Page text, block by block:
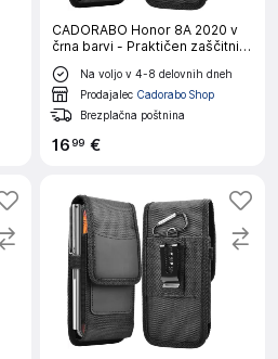
CADORABO Honor 8A 2020 v
črna barvi - Praktičen zaščitni
ovitek s karabinom Ovitek
ovitka z držalom za pisalo
Na voljo v 4-8 delovnih dneh
Prodajalec Cadorabo Shop
Brezplačna poštnina
1699 €